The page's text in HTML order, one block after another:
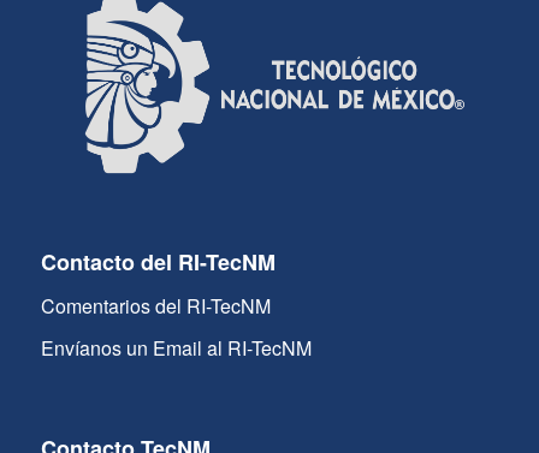
Contacto del RI-TecNM
Comentarios del RI-TecNM
Envíanos un Email al RI-TecNM